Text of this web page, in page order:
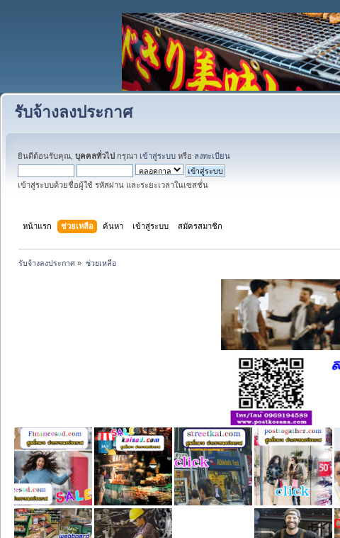
รับจ้างลงประกาศ
ยินดีต้อนรับคุณ, บุคคลทั่วไป กรุณา เข้าสู่ระบบ หรือ ลงทะเบียน
เข้าสู่ระบบด้วยชื่อผู้ใช้ รหัสผ่าน และระยะเวลาในเซสชั่น
หน้าแรก ช่วยเหลือ ค้นหา เข้าสู่ระบบ สมัครสมาชิก
รับจ้างลงประกาศ » ช่วยเหลือ